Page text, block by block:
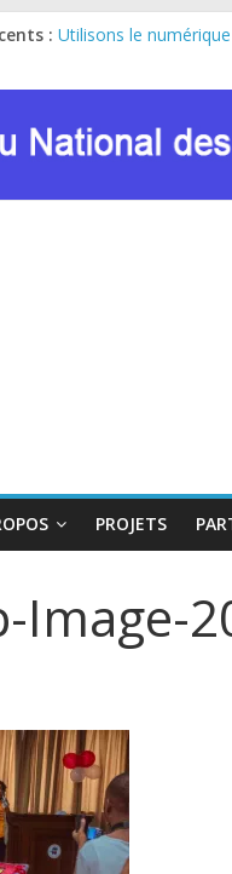
: Utilisons le
RDC : Sous
Atelier de
PROJETS
Image-